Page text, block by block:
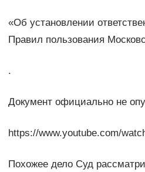
«Об установлении
Правил пользования
.
Документ официально не
https://www.youtube.com/
Похожее дело Суд